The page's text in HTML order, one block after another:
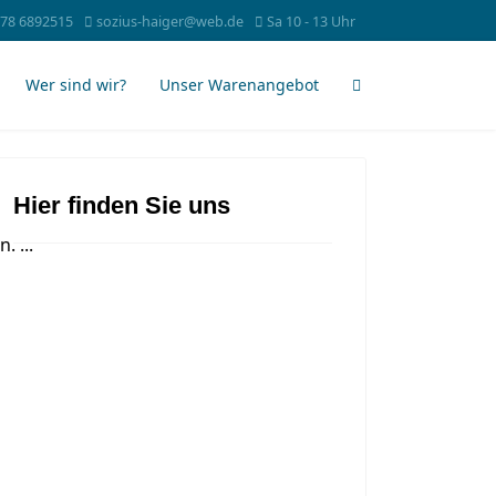
6892515 sozius-haiger@web.de Sa 10 - 13 Uhr
Wer sind wir? Unser Warenangebot
...
Hier finden Sie uns